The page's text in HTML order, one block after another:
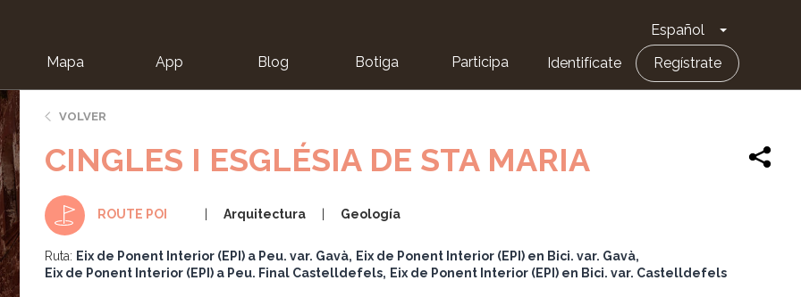
Español Toggle
Mapa App Blog Botiga Participa Identifícate Regístrate
VOLVER
CINGLES I ESGLÉSIA DE STA MARIA
ROUTE POI Arquitectura Geología
Ruta: Eix de Ponent Interior (EPI) a Peu. var. Gavà
Eix de Ponent Interior (EPI) en Bici. var. Gavà
Eix de Ponent Interior (EPI) a Peu. Final Castelldefels
Eix de Ponent Interior (EPI) en Bici. var. Castelldefels